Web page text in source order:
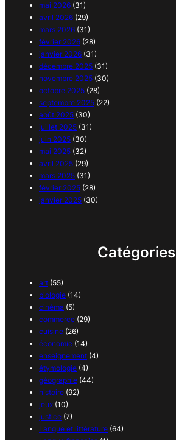
mai 2026 (31)
avril 2026 (29)
mars 2026 (31)
février 2026 (28)
janvier 2026 (31)
décembre 2025 (31)
novembre 2025 (30)
octobre 2025 (28)
septembre 2025 (22)
août 2025 (30)
juillet 2025 (31)
juin 2025 (30)
mai 2025 (32)
avril 2025 (29)
mars 2025 (31)
février 2025 (28)
janvier 2025 (30)
Catégories
art (55)
biologie (14)
cinéma (5)
commerce (29)
cuisine (26)
économie (14)
enseignement (4)
étymologie (4)
géographie (44)
histoire (92)
jeux (10)
justice (7)
Langue et littérature (64)